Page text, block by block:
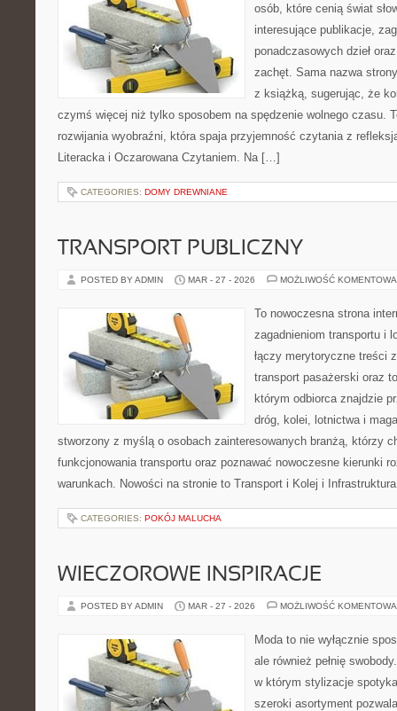
osób, które cenią świat
interesujące publikacje,
ponadczasowych dzieł
zachęt. Sama nazwa
z książką, sugerując, że
czymś więcej niż tylko sposobem na spędzenie wolnego czasu.
rozwijania wyobraźni, która spaja przyjemność czytania z
Literacka i Oczarowana Czytaniem. Na […]
CATEGORIES: DOMY DREWNIANE
TRANSPORT PUBLICZNY
POSTED BY ADMIN MAR - 27 - 2026 MOŻLIWOŚĆ
To nowoczesna strona
zagadnieniom transportu i
łączy merytoryczne treści
transport pasażerski oraz
którym odbiorca znajdzie
dróg, kolei, lotnictwa i
stworzony z myślą o osobach zainteresowanych branżą, którzy
funkcjonowania transportu oraz poznawać nowoczesne kierunki
warunkach. Nowości na stronie to Transport i Kolej i
CATEGORIES: POKÓJ MALUCHA
WIECZOROWE INSPIRACJE
POSTED BY ADMIN MAR - 27 - 2026 MOŻLIWOŚĆ
Moda to nie wyłącznie
ale również pełnię
w którym stylizacje
szeroki asortyment